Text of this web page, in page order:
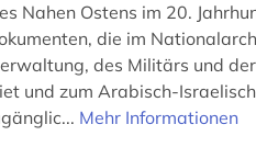
Nahen Ostens im 20.
die im
des Militärs und
und zum Arabisch-
Mehr Informationen